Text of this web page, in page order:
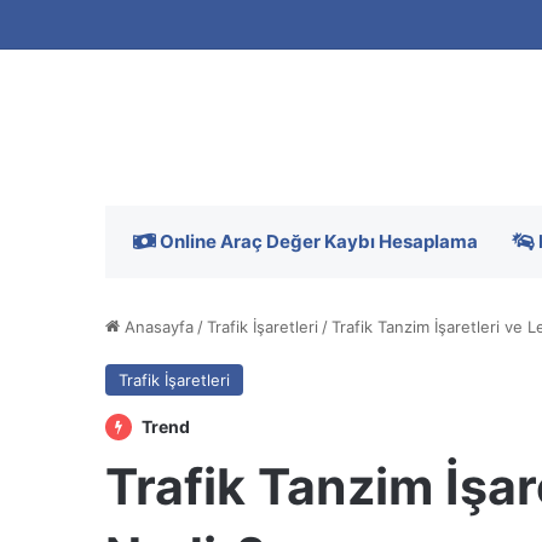
Online Araç Değer Kaybı Hesaplama
Anasayfa /Trafik İşaretleri /Trafik Tanzim İşaretleri ve
Trafik İşaretleri
Trend
Trafik Tanzim